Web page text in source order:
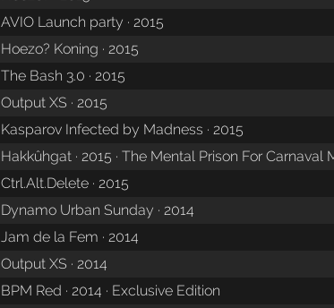
AVIO Launch party · 2015
Hoezo? Koning · 2015
The Bash 3.0 · 2015
Output XS · 2015
Kasparov Infected by Madness · 2015
Hakkûhgat · 2015 · The Mental Prison For Carnaval
Ctrl.Alt.Delete · 2015
Dynamo Urban Sunday · 2014
Jam de la Fem · 2014
Output XS · 2014
BPM Red · 2014 · Exclusive Edition